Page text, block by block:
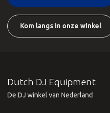
Kom langs in onze winkel
Dutch DJ Equipment
De DJ winkel van Nederland